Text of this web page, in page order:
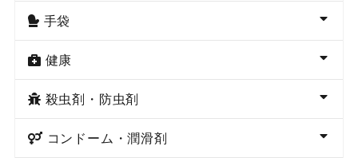
手袋
健康
殺虫剤・防虫剤
コンドーム・潤滑剤